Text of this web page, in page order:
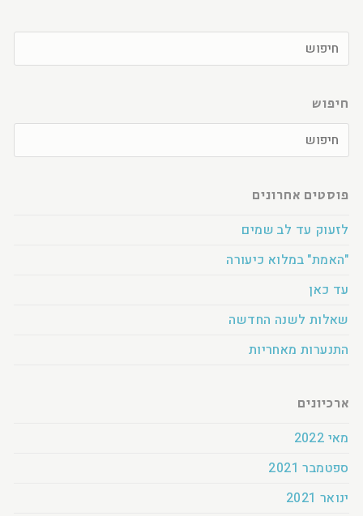
חיפוש
פוסטים אחרונים
לזעוק עד לב שמים
"האמת" במלוא כיעורה
עד כאן
שאלות לשנה החדשה
התנערות מאחריות
ארכיונים
מאי 2022
ספטמבר 2021
ינואר 2021